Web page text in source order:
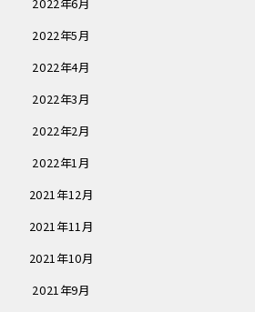
2022年6月
2022年5月
2022年4月
2022年3月
2022年2月
2022年1月
2021年12月
2021年11月
2021年10月
2021年9月